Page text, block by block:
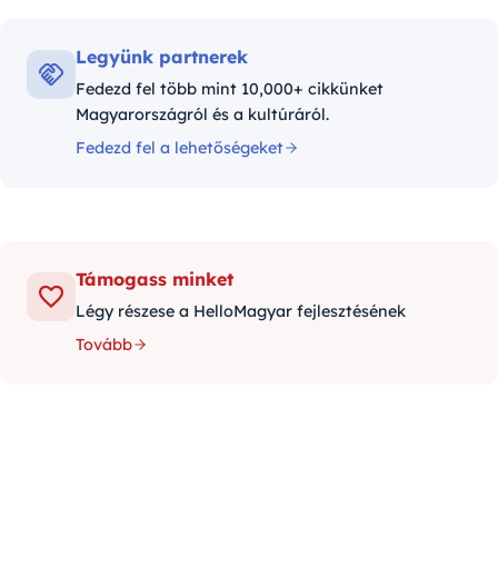
Legyünk partnerek
Fedezd fel több mint 10,000+ cikkünket
Magyarországról és a kultúráról.
Fedezd fel a lehetőségeket
Támogass minket
Légy részese a HelloMagyar fejlesztésének
Tovább